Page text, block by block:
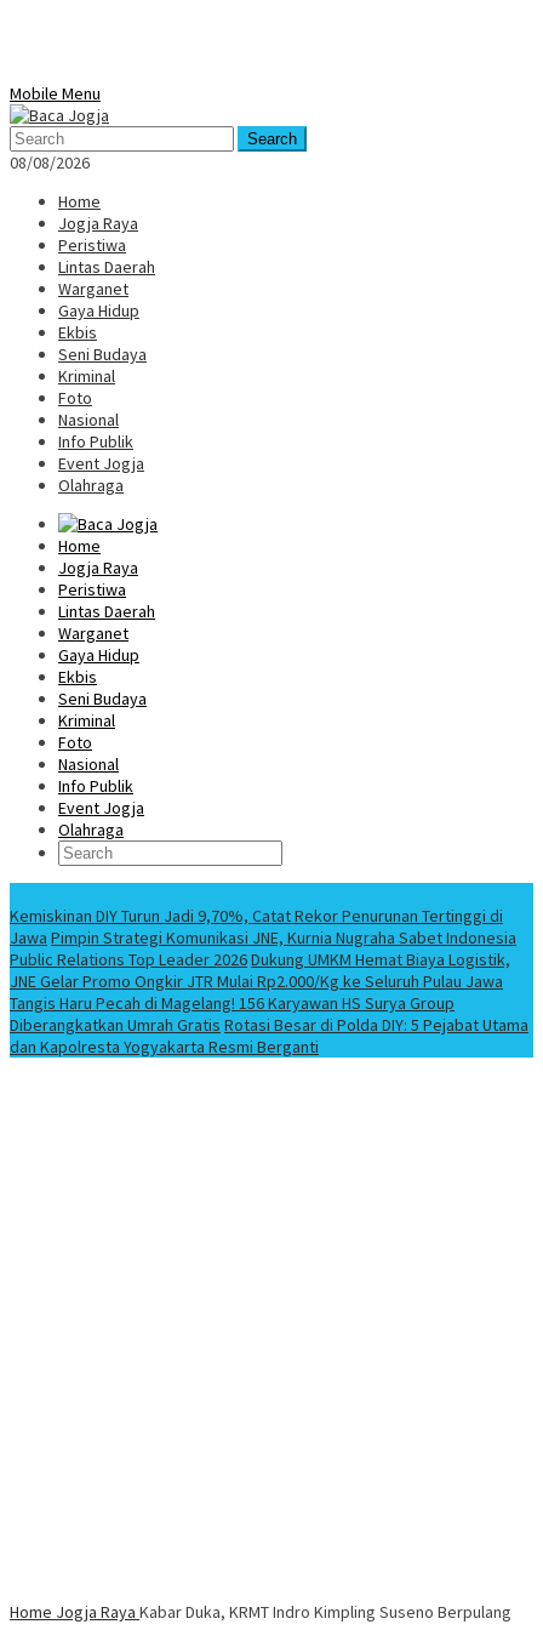
Mobile Menu
Search
08/08/2026
Home
Jogja Raya
Peristiwa
Lintas Daerah
Warganet
Gaya Hidup
Ekbis
Seni Budaya
Kriminal
Foto
Nasional
Info Publik
Event Jogja
Olahraga
Home
Jogja Raya
Peristiwa
Lintas Daerah
Warganet
Gaya Hidup
Ekbis
Seni Budaya
Kriminal
Foto
Nasional
Info Publik
Event Jogja
Olahraga
Kemiskinan DIY Turun Jadi 9,70%, Catat Rekor Penurunan Tertinggi di
Jawa Pimpin Strategi Komunikasi JNE, Kurnia Nugraha Sabet Indonesia
Public Relations Top Leader 2026Dukung UMKM Hemat Biaya Logistik,
JNE Gelar Promo Ongkir JTR Mulai Rp2.000/Kg ke Seluruh Pulau Jawa
Tangis Haru Pecah di Magelang! 156 Karyawan HS Surya Group
Diberangkatkan Umrah Gratis Rotasi Besar di Polda DIY: 5 Pejabat Utama
dan Kapolresta Yogyakarta Resmi Berganti
Home Jogja Raya Kabar Duka, KRMT Indro Kimpling Suseno Berpulang